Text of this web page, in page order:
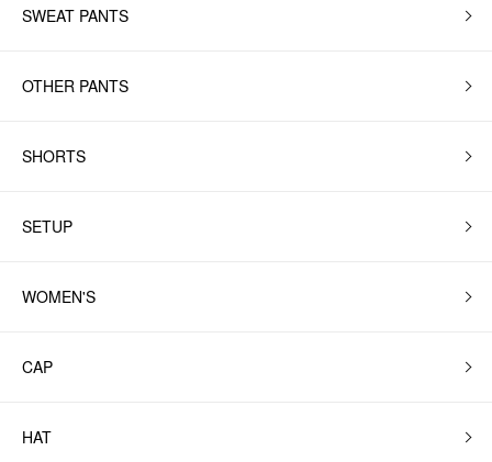
SWEAT PANTS
OTHER PANTS
SHORTS
SETUP
WOMEN'S
CAP
HAT